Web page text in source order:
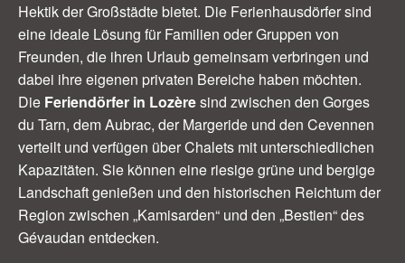
Hektik der Großstädte bietet. Die Ferienhausdörfer sind
eine ideale Lösung für Familien oder Gruppen von
Freunden, die ihren Urlaub gemeinsam verbringen und
dabei ihre eigenen privaten Bereiche haben möchten.
Die Feriendörfer in Lozèresind zwischen den Gorges
du Tarn, dem Aubrac, der Margeride und den Cevennen
verteilt und verfügen über Chalets mit unterschiedlichen
Kapazitäten. Sie können eine riesige grüne und bergige
Landschaft genießen und den historischen Reichtum der
Region zwischen „Kamisarden“ und den „Bestien“ des
Gévaudan entdecken.